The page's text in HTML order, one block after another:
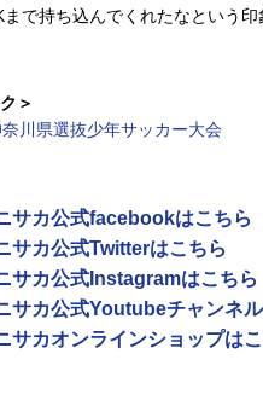
まで持ち込んでくれたなという印
＞
川県選抜少年サッカー大会
サカ公式facebookはこちら
サカ公式Twitterはこちら
サカ公式Instagramはこちら
サカ公式Youtubeチャンネ
サカオンラインショップは